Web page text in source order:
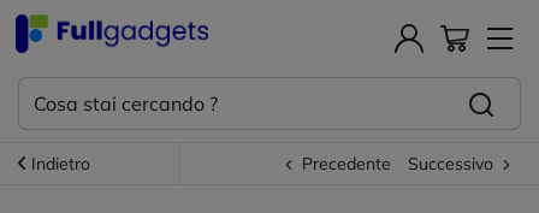
Indietro Precedente Successivo